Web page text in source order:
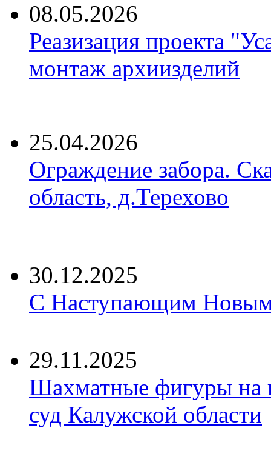
08.05.2026
Реазизация проекта
монтаж архиизделий
25.04.2026
Ограждение забора.
область, д.Терехово
30.12.2025
С Наступающим Новым
29.11.2025
Шахматные фигуры на
суд Калужской области